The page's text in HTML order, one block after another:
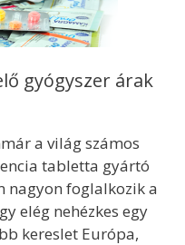
gyógyszer árak
a világ számos
tabletta gyártó
nagyon foglalkozik a
elég nehézkes egy
kereslet Európa,